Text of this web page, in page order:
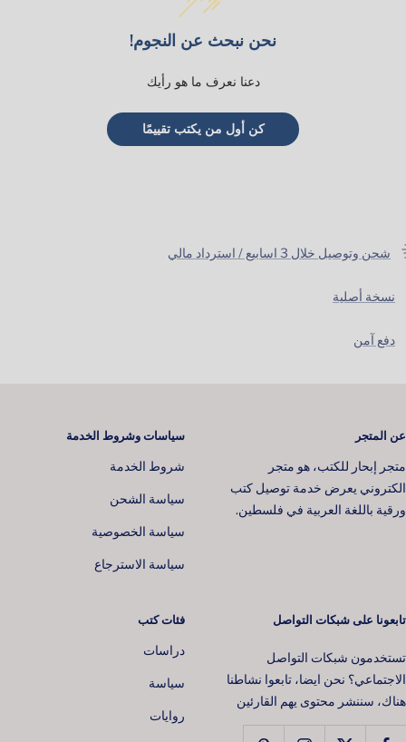
نحن نبحث عن النجوم!
دعنا نعرف ما هو رأيك
كن أول من يكتب تقييمًا
شحن وتوصيل خلال 3 اسابيع / استرداد مالي
نسخة أصلية
دفع آمن
عن المتجر
متجر إبحار للكتب، هو متجر
الكتروني يعرض خدمة توصيل كتب
ورقية باللغة العربية في فلسطين.
سياسات وشروط الخدمة
شروط الخدمة
سياسة الشحن
سياسة الخصوصية
سياسة الاسترجاع
تابعونا على شبكات التواصل
تستخدمون شبكات التواصل
الاجتماعي؟ نحن ايضا، تابعوا نشاطنا
هناك، سننشر محتوى يهم القارئين
فئات كتب
دراسات
سياسة
روايات